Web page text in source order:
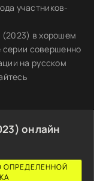
участников-
в хорошем
серии совершенно
на русском
онлайн
ОПРЕДЕЛЕННОЙ